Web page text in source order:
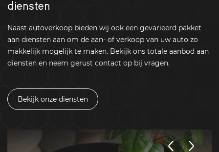
diensten
Naast autoverkoop bieden wij ook een gevarieerd pakket
aan diensten aan om de aan- of verkoop van uw auto zo
makkelijk mogelijk te maken. Bekijk ons totale aanbod aan
diensten en neem gerust contact op bij vragen.
Bekijk onze diensten